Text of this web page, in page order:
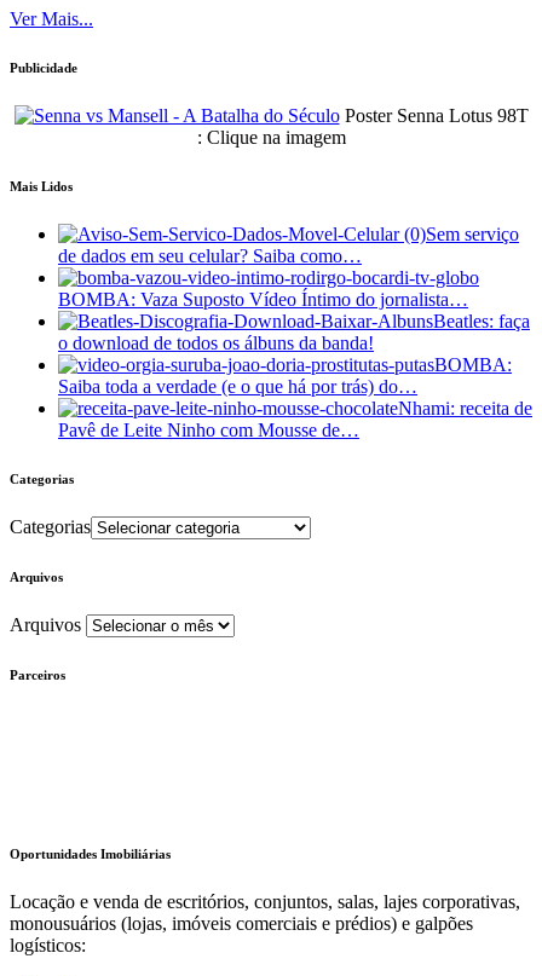
Ver Mais...
Publicidade
Poster Senna Lotus 98T
: Clique na imagem
Mais Lidos
Sem serviço
de dados em seu celular? Saiba como…
BOMBA: Vaza Suposto Vídeo Íntimo do jornalista…
Beatles: faça
o download de todos os álbuns da banda!
BOMBA:
Saiba toda a verdade (e o que há por trás) do…
Nhami: receita de
Pavê de Leite Ninho com Mousse de…
Categorias
Categorias
Arquivos
Arquivos
Parceiros
Oportunidades Imobiliárias
Locação e venda de escritórios, conjuntos, salas, lajes corporativas,
monousuários (lojas, imóveis comerciais e prédios) e galpões
logísticos: